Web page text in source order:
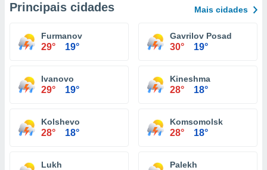
Principais cidades Mais cidades
Furmanov
29° 19°
Gavrilov Posad
30° 19°
Ivanovo
29° 19°
Kineshma
28° 18°
Kolshevo
28° 18°
Komsomolsk
28° 18°
Lukh Palekh